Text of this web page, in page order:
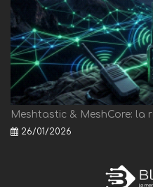
Meshtastic & MeshCore: la
26/01/2026